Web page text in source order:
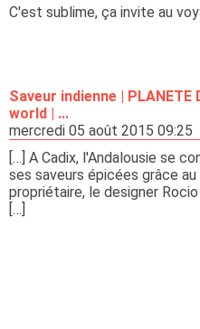
C'est sublime, ça invite au
Saveur indienne | PLANETE
world | ...
mercredi 05 août 2015 09:25
[…] A Cadix, l'Andalousie se
ses saveurs épicées grâce
propriétaire, le designer
[…]